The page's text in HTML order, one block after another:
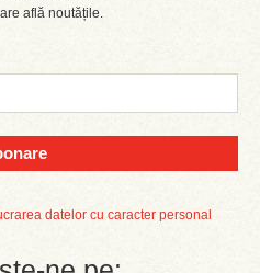
află noutățile.
datelor cu caracter personal